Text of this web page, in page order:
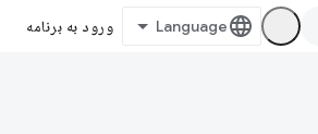
ورود به برنامه